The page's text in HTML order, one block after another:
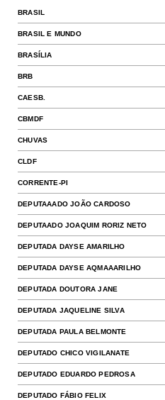
BRASIL
BRASIL E MUNDO
BRASÍLIA
BRB
CAESB.
CBMDF
CHUVAS
CLDF
CORRENTE-PI
DEPUTAAADO JOÃO CARDOSO
DEPUTAADO JOAQUIM RORIZ NETO
DEPUTADA DAYSE AMARILHO
DEPUTADA DAYSE AQMAAARILHO
DEPUTADA DOUTORA JANE
DEPUTADA JAQUELINE SILVA
DEPUTADA PAULA BELMONTE
DEPUTADO CHICO VIGILANATE
DEPUTADO EDUARDO PEDROSA
DEPUTADO FÁBIO FELIX